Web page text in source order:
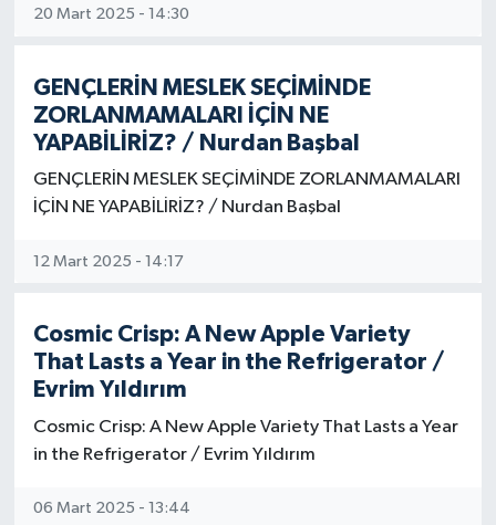
20 Mart 2025 - 14:30
GENÇLERİN MESLEK SEÇİMİNDE
ZORLANMAMALARI İÇİN NE
YAPABİLİRİZ? / Nurdan Başbal
GENÇLERİN MESLEK SEÇİMİNDE ZORLANMAMALARI
İÇİN NE YAPABİLİRİZ? / Nurdan Başbal
12 Mart 2025 - 14:17
Cosmic Crisp: A New Apple Variety
That Lasts a Year in the Refrigerator /
Evrim Yıldırım
Cosmic Crisp: A New Apple Variety That Lasts a Year
in the Refrigerator / Evrim Yıldırım
06 Mart 2025 - 13:44